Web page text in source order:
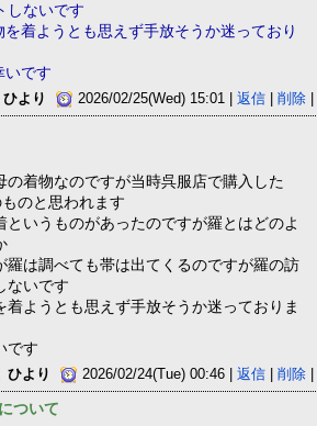
しないです
着ようとも思えず手放そうか迷っており
いです
ひより 2026/02/25(Wed) 15:01 |返信 |削除
の着物なのですが当時呉服店で購入した
のと思われます
というものがあったのですが羅とはどのよ
羅は調べても帯は出てくるのですが羅の訪
ないです
ようとも思えず手放そうか迷っておりま
です
ひより 2026/02/24(Tue) 00:46 |返信 |削除
ついて